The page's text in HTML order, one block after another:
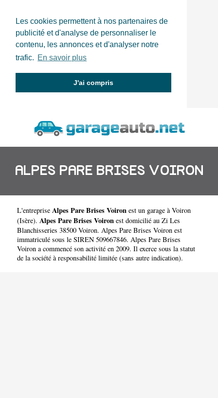
Les cookies permettent à nos partenaires de
publicité et d'analyse de personnaliser le
contenu, les annonces et d'analyser notre
trafic. En savoir plus
J'ai compris
ALPES PARE BRISES VOIRON
L'entreprise Alpes Pare Brises Voiron est un garage à Voiron
(Isère). Alpes Pare Brises Voiron est domicilié au Zi Les
Blanchisseries 38500 Voiron. Alpes Pare Brises Voiron est
immatriculé sous le SIREN 509667846. Alpes Pare Brises
Voiron a commencé son activité en 2009. Il exerce sous la statut
de la société à responsabilité limitée (sans autre indication).